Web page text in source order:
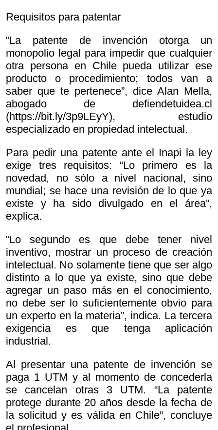
Requisitos para patentar
“La patente de invención otorga un
monopolio legal para impedir que cualquier
otra persona en Chile pueda utilizar ese
producto o procedimiento; todos van a
saber que te pertenece”, dice Alan Mella,
abogado de defiendetuidea.cl
(https://bit.ly/3p9LEyY), estudio
especializado en propiedad intelectual.
Para pedir una patente ante el Inapi la ley
exige tres requisitos: “Lo primero es la
novedad, no sólo a nivel nacional, sino
mundial; se hace una revisión de lo que ya
existe y ha sido divulgado en el área”,
explica.
“Lo segundo es que debe tener nivel
inventivo, mostrar un proceso de creación
intelectual. No solamente tiene que ser algo
distinto a lo que ya existe, sino que debe
agregar un paso más en el conocimiento,
no debe ser lo suficientemente obvio para
un experto en la materia”, indica. La tercera
exigencia es que tenga aplicación
industrial.
Al presentar una patente de invención se
paga 1 UTM y al momento de concederla
se cancelan otras 3 UTM. “La patente
protege durante 20 años desde la fecha de
la solicitud y es válida en Chile”, concluye